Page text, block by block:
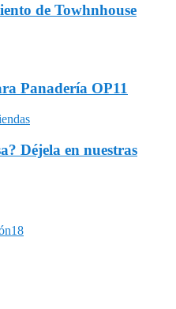
de Towhnhouse
Panadería OP11
Déjela en nuestras
18